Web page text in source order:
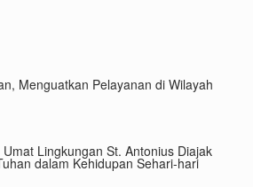
Menguatkan Pelayanan di Wilayah
Umat Lingkungan St. Antonius Diajak
dalam Kehidupan Sehari-hari